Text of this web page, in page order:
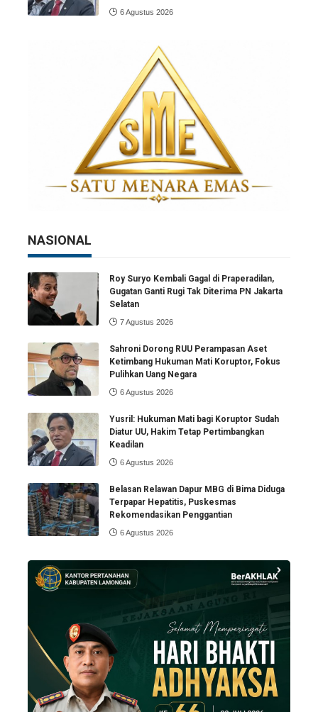
6 Agustus 2026
NASIONAL
Roy Suryo Kembali Gagal di Praperadilan,
Gugatan Ganti Rugi Tak Diterima PN Jakarta
Selatan
7 Agustus 2026
Sahroni Dorong RUU Perampasan Aset
Ketimbang Hukuman Mati Koruptor, Fokus
Pulihkan Uang Negara
6 Agustus 2026
Yusril: Hukuman Mati bagi Koruptor Sudah
Diatur UU, Hakim Tetap Pertimbangkan
Keadilan
6 Agustus 2026
Belasan Relawan Dapur MBG di Bima Diduga
Terpapar Hepatitis, Puskesmas
Rekomendasikan Penggantian
6 Agustus 2026